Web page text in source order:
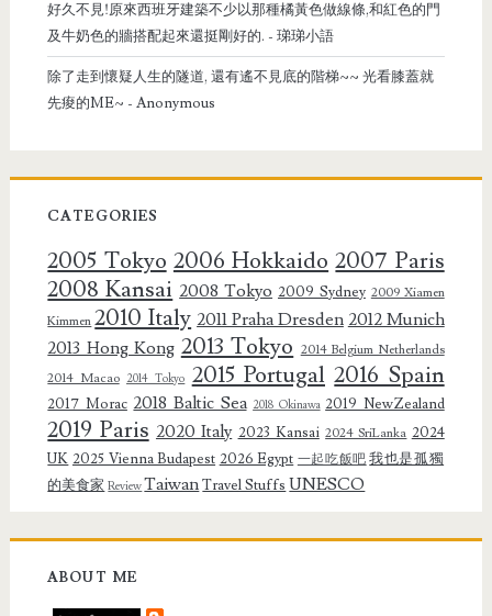
好久不見!原來西班牙建築不少以那種橘黃色做線條,和紅色的門
及牛奶色的牆搭配起來還挺剛好的. - 珶珶小語
除了走到懷疑人生的隧道, 還有遙不見底的階梯~~ 光看膝蓋就
先痠的ME~ - Anonymous
CATEGORIES
2005 Tokyo 2006 Hokkaido 2007 Paris
2008 Kansai 2008 Tokyo 2009 Sydney 2009 Xiamen
Kimmen 2010 Italy 2011 Praha Dresden 2012 Munich
2013 Hong Kong 2013 Tokyo 2014 Belgium Netherlands
2014 Macao 2014 Tokyo 2015 Portugal 2016 Spain
2017 Morac 2018 Baltic Sea 2018 Okinawa 2019 NewZealand
2019 Paris 2020 Italy 2023 Kansai 2024 SriLanka 2024
UK 2025 Vienna Budapest 2026 Egypt 一起吃飯吧 我也是孤獨
的美食家 ReviewTaiwan Travel Stuffs UNESCO
ABOUT ME